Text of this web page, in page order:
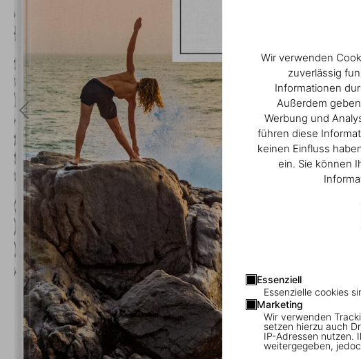
Wir verwenden
zuverlässig
Informationen
Außerdem
Werbung und
führen diese
keinen Einfluss
ein. Sie können
Essenziell
Essenzielle cookies
Marketing
Wir verwenden
setzen hierzu auch
IP-Adressen nutzen.
weitergegeben,